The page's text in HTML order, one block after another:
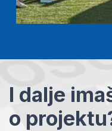
I dalje
o